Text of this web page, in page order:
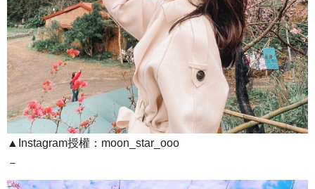
▲Instagram授權：moon_star_ooo
－